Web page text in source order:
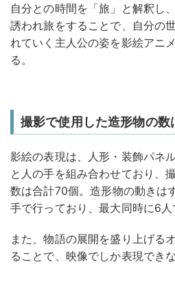
自分との時間を「旅」と解釈し
誘われ旅をすることで、自分の
れていく主人公の姿を影絵アニ
る。
撮影で使用した造形物の
影絵の表現は、人形・装飾パネ
と人の手を組み合わせており、
数は合計70個。造形物の動きは
手で行っており、最大同時に6人
また、物語の展開を盛り上げる
ることで、映像でしか表現でき